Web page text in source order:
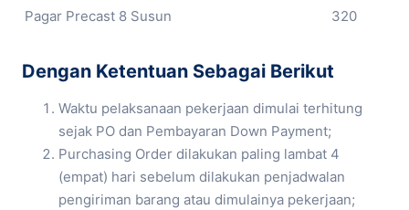
Pagar Precast 8 Susun
320
Dengan Ketentuan Sebagai Berikut
Waktu pelaksanaan pekerjaan dimulai terhitung
sejak PO dan Pembayaran Down Payment;
Purchasing Order dilakukan paling lambat 4
(empat) hari sebelum dilakukan penjadwalan
pengiriman barang atau dimulainya pekerjaan;